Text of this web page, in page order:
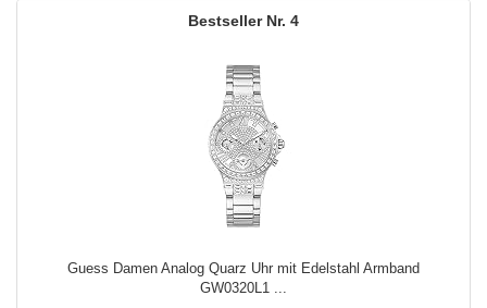
4
Guess Damen Analog Quarz Uhr mit Edelstahl Armband
GW0320L1 ...